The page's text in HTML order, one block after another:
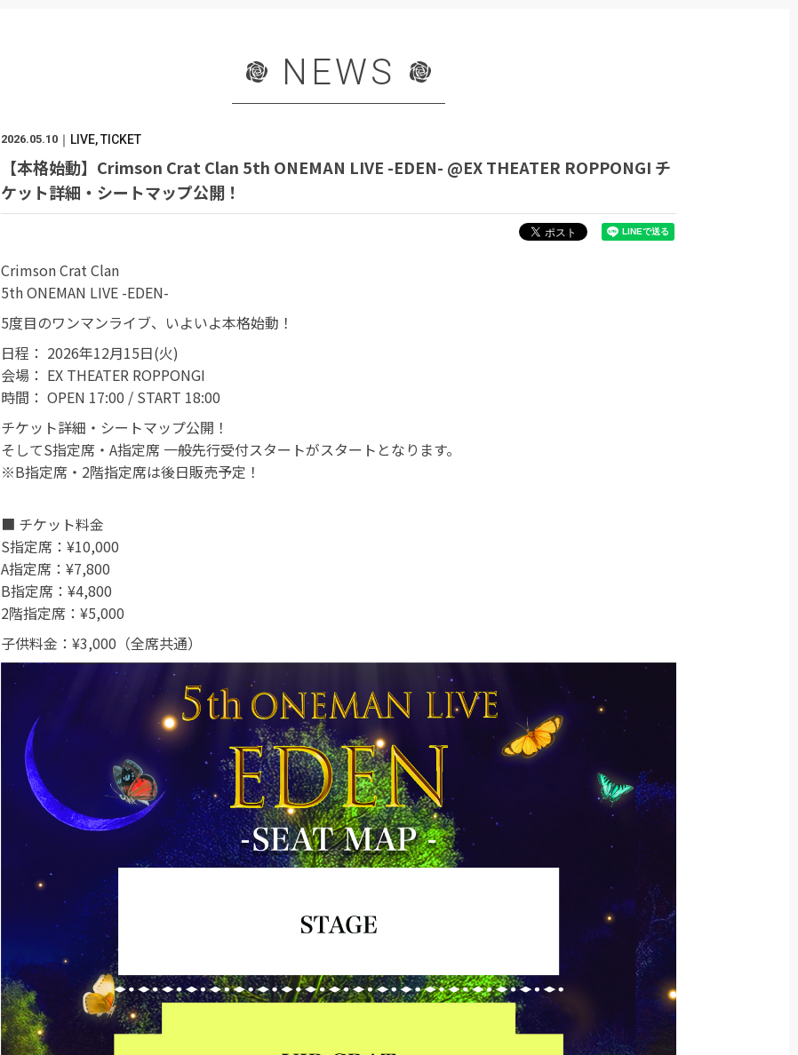
NEWS
2026.05.10 LIVE TICKET
【本格始動】Crimson Crat Clan 5th ONEMAN LIVE -EDEN- @EX THEATER ROPPONGI チ
ケット詳細・シートマップ公開！
Crimson Crat Clan
5th ONEMAN LIVE -EDEN-
5度目のワンマンライブ、いよいよ本格始動！
日程： 2026年12月15日(火)
会場： EX THEATER ROPPONGI
時間： OPEN 17:00 / START 18:00
チケット詳細・シートマップ公開！
そしてS指定席・A指定席 一般先行受付スタートがスタートとなります。
※B指定席・2階指定席は後日販売予定！
■ チケット料金
S指定席：¥10,000
A指定席：¥7,800
B指定席：¥4,800
2階指定席：¥5,000
子供料金：¥3,000（全席共通）